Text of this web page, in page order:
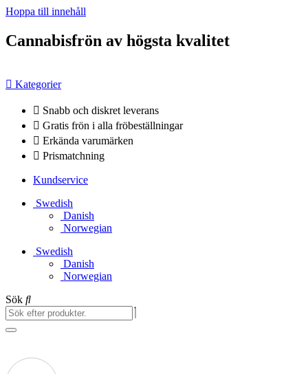
Hoppa till innehåll
Cannabisfrön av högsta kvalitet
Kategorier
Snabb och diskret leverans
Gratis frön i alla fröbeställningar
Erkända varumärken
Prismatchning
Kundservice
Swedish
Danish
Norwegian
Swedish
Danish
Norwegian
Sök